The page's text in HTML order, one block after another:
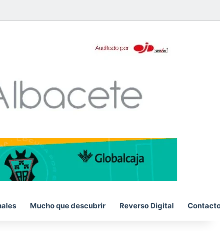
Mucho que descubrir Reverso Digital